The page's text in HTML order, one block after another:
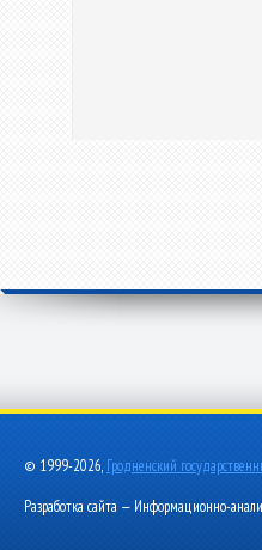
© 1999-2026, Гродненский
Разработка сайта — Информационно-